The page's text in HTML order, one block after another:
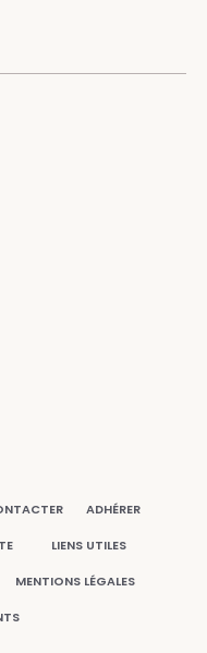
ADHÉRER
LIENS UTILES
MENTIONS LÉGALES